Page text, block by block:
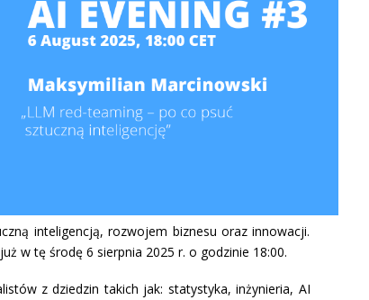
inteligencją, rozwojem biznesu oraz innowacji.
w tę środę 6 sierpnia 2025 r. o godzinie 18:00.
z dziedzin takich jak: statystyka, inżynieria, AI